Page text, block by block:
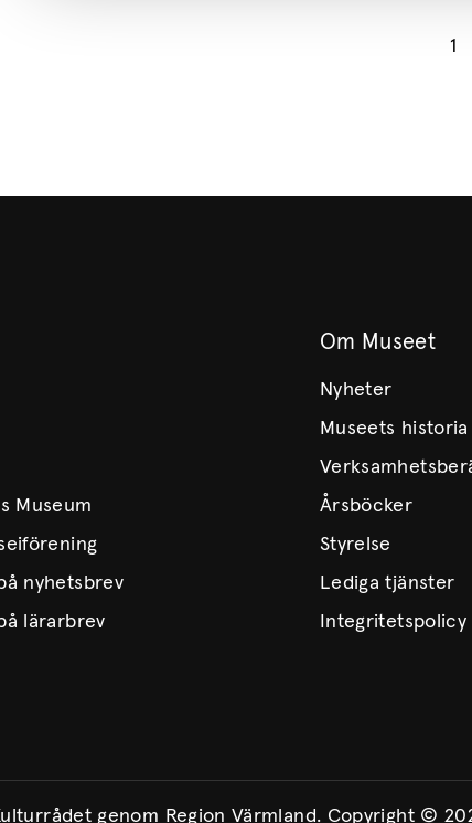
1
Museum
nyhetsbrev
lärarbrev
Om Museet
Nyheter
Museets historia
Årsböcker
Styrelse
Lediga tjänster
Integritetspolicy
genom Region Värmland. Copyright ©